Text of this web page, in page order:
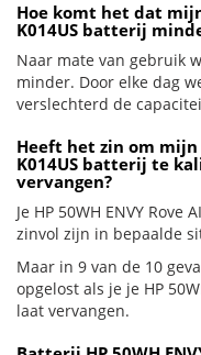
Hoe komt het dat mijn
K014US batterij
Naar mate van gebruik
minder. Door elke dag
verslechterd de
Heeft het zin om mijn
K014US batterij te
vervangen?
Je HP 50WH ENVY
zinvol zijn in bepaalde
Maar in 9 van de 10
opgelost als je je HP
laat vervangen.